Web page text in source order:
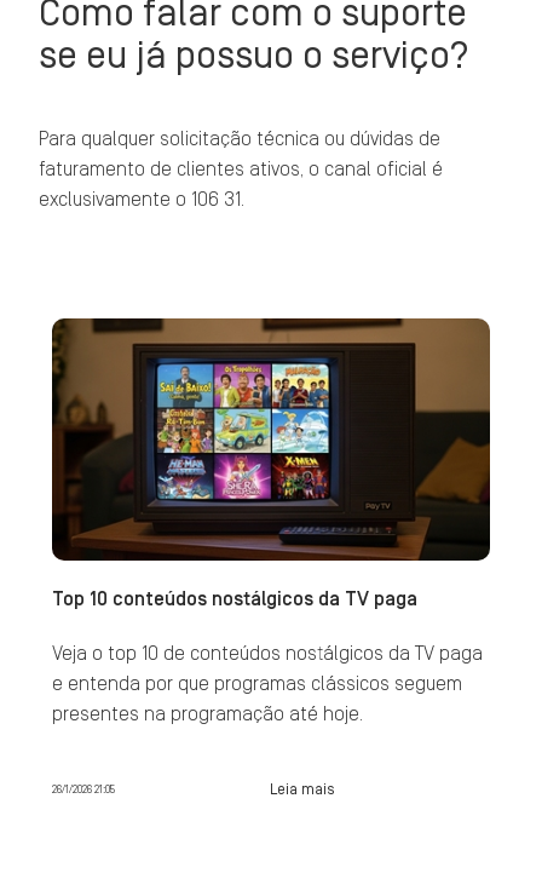
Como falar com o suporte
se eu já possuo o serviço?
Para qualquer solicitação técnica ou dúvidas de
faturamento de clientes ativos, o canal oficial é
exclusivamente o 106 31.
Top 10 conteúdos nostálgicos da TV paga
Veja o top 10 de conteúdos nostálgicos da TV paga
e entenda por que programas clássicos seguem
presentes na programação até hoje.
26/1/2026 21:05 Leia mais